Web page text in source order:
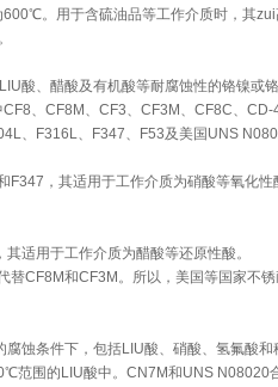
。用于含硫油品等工作介质时，其zui
酸、醋酸及有机酸等耐腐蚀性的铬镍或铬
、CF8M、CF3、CF3M、CF8C、CD-
、F316L、F347、F53及美国UNS
，其适用于工作介质为硝酸等氧化性
适用于工作介质为醋酸等还原性酸。
CF8M和CF3M。所以，美国等国家不锈
蚀条件下，包括LIU酸、硝酸、氢氟酸和
范围的LIU酸中。CN7M和UNS N08020